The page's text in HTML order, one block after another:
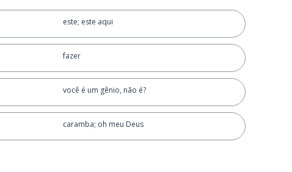
este; este aqui
fazer
você é um gênio, não é?
caramba; oh meu Deus